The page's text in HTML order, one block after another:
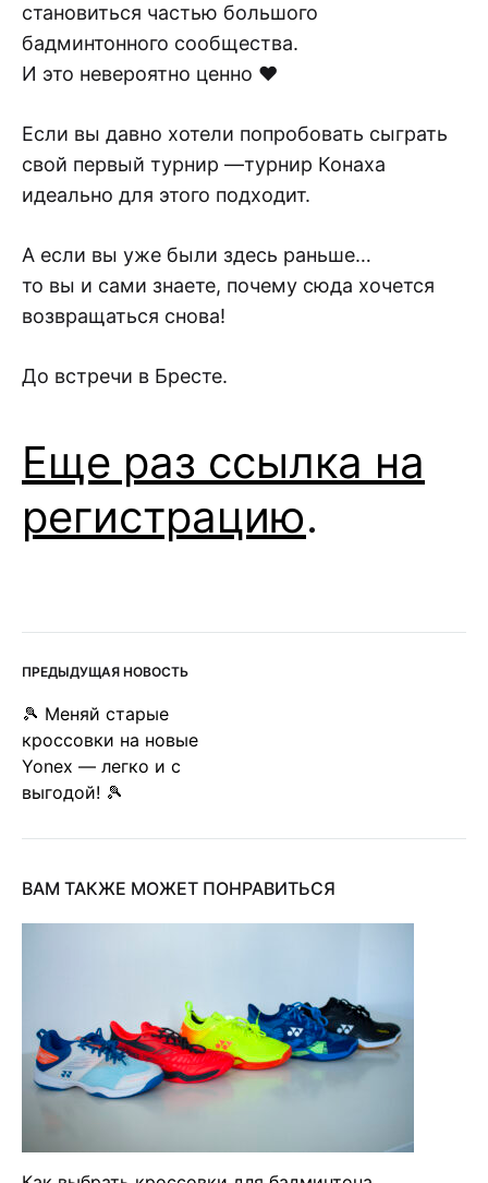
становиться частью большого
бадминтонного сообщества.
И это невероятно ценно ❤️
Если вы давно хотели попробовать сыграть
свой первый турнир —турнир Конаха
идеально для этого подходит.
А если вы уже были здесь раньше…
то вы и сами знаете, почему сюда хочется
возвращаться снова!
До встречи в Бресте.
Еще раз ссылка на
регистрацию.
Post
navigation
ПРЕДЫДУЩАЯ НОВОСТЬ
🎾 Меняй старые
кроссовки на новые
Yonex — легко и с
выгодой! 🎾
ВАМ ТАКЖЕ МОЖЕТ ПОНРАВИТЬСЯ